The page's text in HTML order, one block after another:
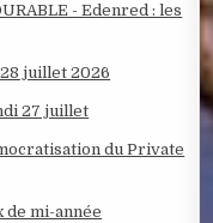
- Edenred : les
28 juillet 2026
27 juillet
du Private
de mi-année